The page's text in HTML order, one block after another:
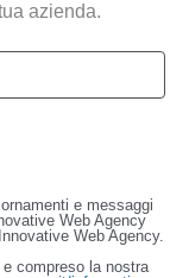
azienda.
e messaggi
Web Agency
Web Agency.
compreso la nostra